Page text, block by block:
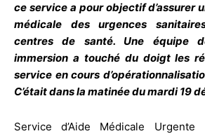
ce service a pour objectif d’assurer
médicale des urgences
centres de santé. Une équipe
immersion a touché du doigt les
service en cours
C’était dans la matinée du mardi 19
Service d’Aide Médicale Urgente